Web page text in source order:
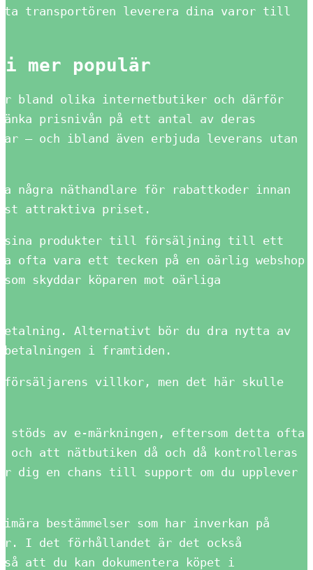
transportören leverera dina varor till
mer populär
bland olika internetbutiker och därför
prisnivån på ett antal av deras
– och ibland även erbjuda leverans utan
näthandlare för rabattkoder innan
attraktiva priset.
sina produkter till försäljning till ett
ofta vara ett tecken på en oärlig webshop
skyddar köparen mot oärliga
Alternativt bör du dra nytta av
i framtiden.
villkor, men det här skulle
av e-märkningen, eftersom detta ofta
att nätbutiken då och då kontrolleras
dig en chans till support om du upplever
bestämmelser som har inverkan på
I det förhållandet är det också
att du kan dokumentera köpet i